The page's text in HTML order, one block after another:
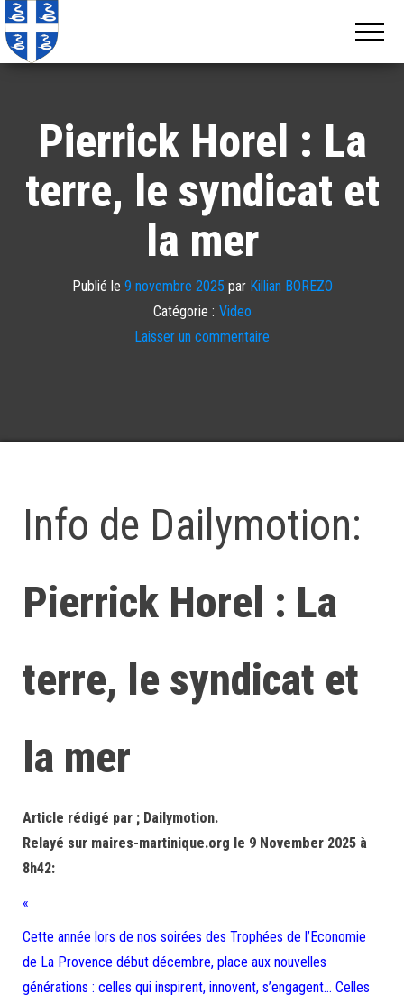
Pierrick Horel : La
terre, le syndicat et
la mer
Publié le 9 novembre 2025 par Killian BOREZO
Catégorie : Video
Laisser un commentaire
Info de Dailymotion:
Pierrick Horel : La
terre, le syndicat et
la mer
Article rédigé par ; Dailymotion.
Relayé sur maires-martinique.org le 9 November 2025 à
8h42:
«
Cette année lors de nos soirées des Trophées de l’Economie
de La Provence début décembre, place aux nouvelles
générations : celles qui inspirent, innovent, s’engagent… Celles